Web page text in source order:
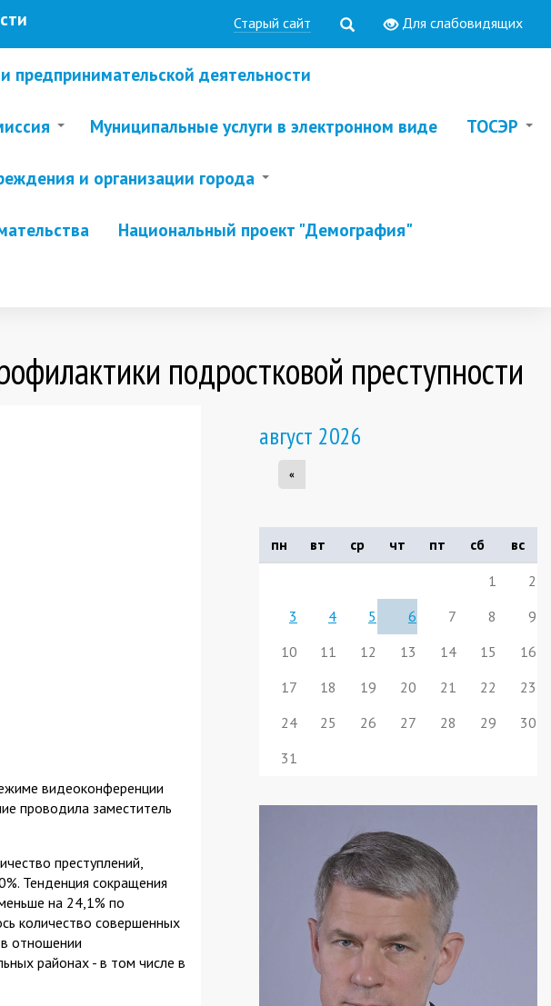
Старый сайт Для слабовидящих
предпринимательской деятельности
Муниципальные услуги в электронном виде ТОСЭР
и организации города
Национальный проект "Демография"
подростковой преступности
видеоконференции
проводила заместитель
преступлений,
Тенденция сокращения
на 24,1% по
количество совершенных
отношении
районах - в том числе в
август 2026
«
пн вт ср чт пт сб
вс
1
2
3
4 5 6 7 8
9
10
11 12 13 14 15
16
17
18 19 20 21 22
23
24
25 26 27 28 29
30
31